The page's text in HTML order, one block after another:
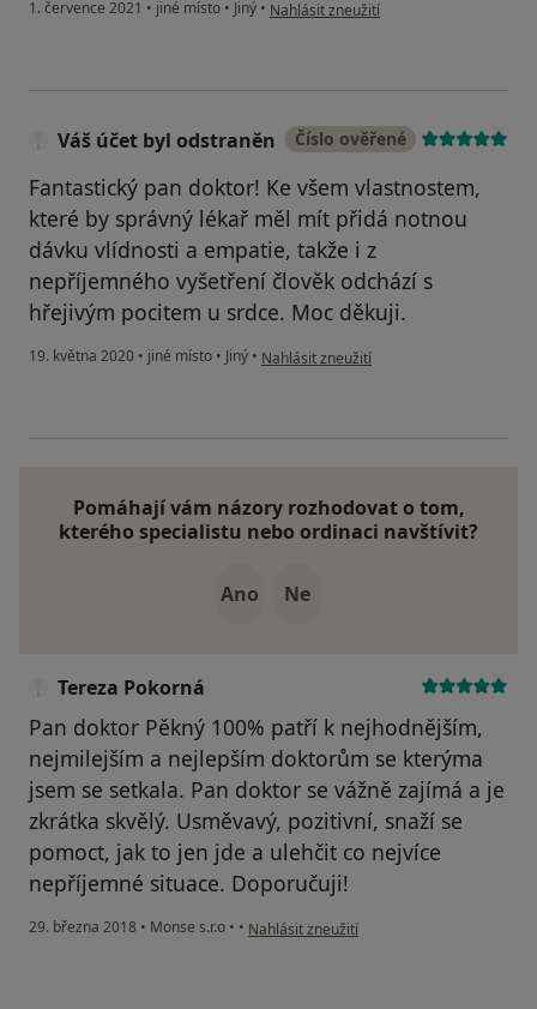
1. července 2021 • jiné místo • Jiný • Nahlásit zneužití
Váš účet byl odstraněn Číslo ověřené
Fantastický pan doktor! Ke všem vlastnostem,
které by správný lékař měl mít přidá notnou
dávku vlídnosti a empatie, takže i z
nepříjemného vyšetření člověk odchází s
hřejivým pocitem u srdce. Moc děkuji.
19. května 2020 • jiné místo • Jiný • podle názoru uživatele Váš účet byl
Nahlásit zneužití
Pomáhají vám názory rozhodovat o tom,
kterého specialistu nebo ordinaci navštívit?
Ano Ne
Tereza Pokorná
Pan doktor Pěkný 100% patří k nejhodnějším,
nejmilejším a nejlepším doktorům se kterýma
jsem se setkala. Pan doktor se vážně zajímá a je
zkrátka skvělý. Usměvavý, pozitivní, snaží se
pomoct, jak to jen jde a ulehčit co nejvíce
nepříjemné situace. Doporučuji!
29. března 2018 • Monse s.r.o • • podle názoru uživatele Tereza Pokorná
Nahlásit zneužití